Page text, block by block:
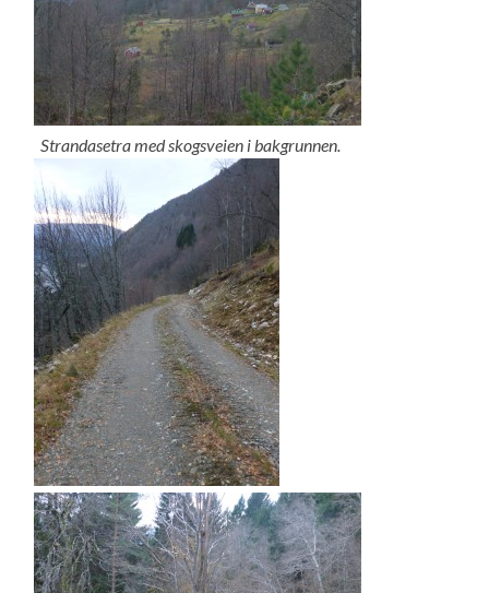
Strandasetra med skogsveien i bakgrunnen.